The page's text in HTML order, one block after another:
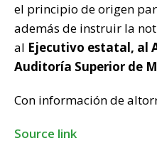
el principio de origen
además de instruir la
al Ejecutivo estatal, al
Auditoría Superior de
Con información de
Source link